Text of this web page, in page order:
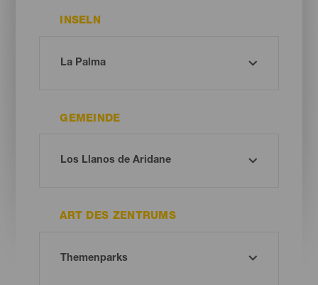
INSELN
GEMEINDE
ART DES ZENTRUMS